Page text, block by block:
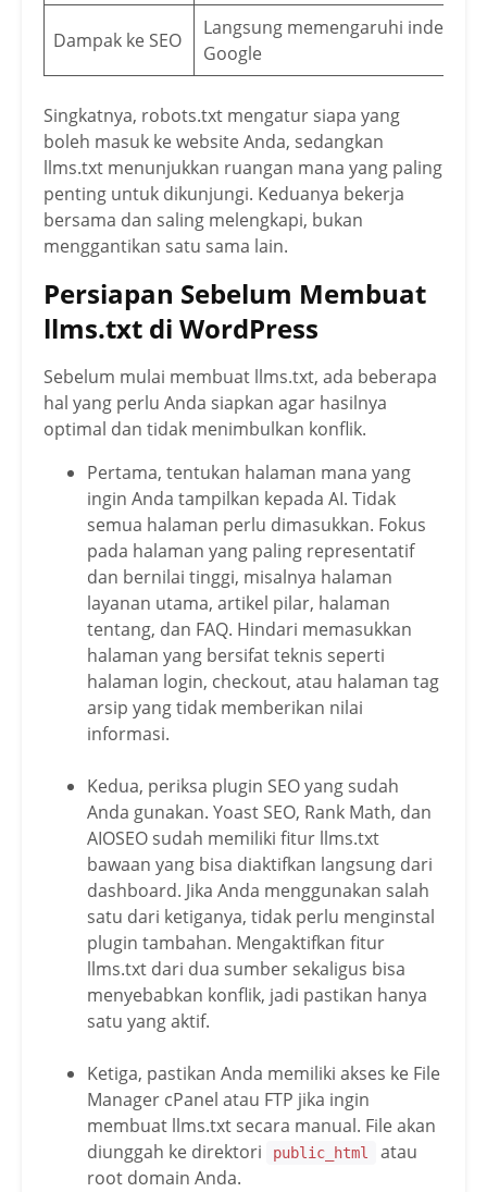
Dampak ke SEO
Langsung memengaruhi indeksasi
Google
Singkatnya, robots.txt mengatur siapa yang
boleh masuk ke website Anda, sedangkan
llms.txt menunjukkan ruangan mana yang paling
penting untuk dikunjungi. Keduanya bekerja
bersama dan saling melengkapi, bukan
menggantikan satu sama lain.
Persiapan Sebelum Membuat
llms.txt di WordPress
Sebelum mulai membuat llms.txt, ada beberapa
hal yang perlu Anda siapkan agar hasilnya
optimal dan tidak menimbulkan konflik.
Pertama, tentukan halaman mana yang
ingin Anda tampilkan kepada AI. Tidak
semua halaman perlu dimasukkan. Fokus
pada halaman yang paling representatif
dan bernilai tinggi, misalnya halaman
layanan utama, artikel pilar, halaman
tentang, dan FAQ. Hindari memasukkan
halaman yang bersifat teknis seperti
halaman login, checkout, atau halaman tag
arsip yang tidak memberikan nilai
informasi.
Kedua, periksa plugin SEO yang sudah
Anda gunakan. Yoast SEO, Rank Math, dan
AIOSEO sudah memiliki fitur llms.txt
bawaan yang bisa diaktifkan langsung dari
dashboard. Jika Anda menggunakan salah
satu dari ketiganya, tidak perlu menginstal
plugin tambahan. Mengaktifkan fitur
llms.txt dari dua sumber sekaligus bisa
menyebabkan konflik, jadi pastikan hanya
satu yang aktif.
Ketiga, pastikan Anda memiliki akses ke File
Manager cPanel atau FTP jika ingin
membuat llms.txt secara manual. File akan
diunggah ke direktori
public_html
atau
root domain Anda.